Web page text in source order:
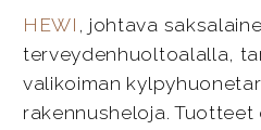
HEWI , johtava
terveydenhuoltoalalla,
valikoiman
rakennusheloja.